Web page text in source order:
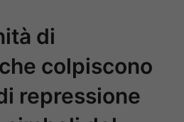
di
colpiscono
repressione